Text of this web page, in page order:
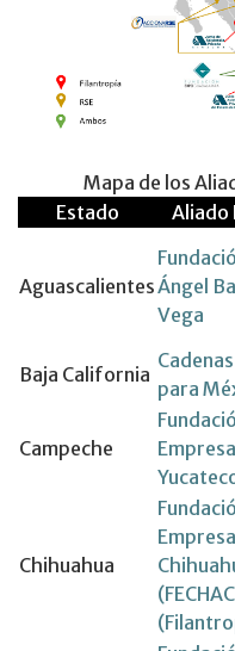
Mapa de los
Estado
Aliado
AguascalientesÁngel
Vega
Baja California
para
Campeche
Chihuahua